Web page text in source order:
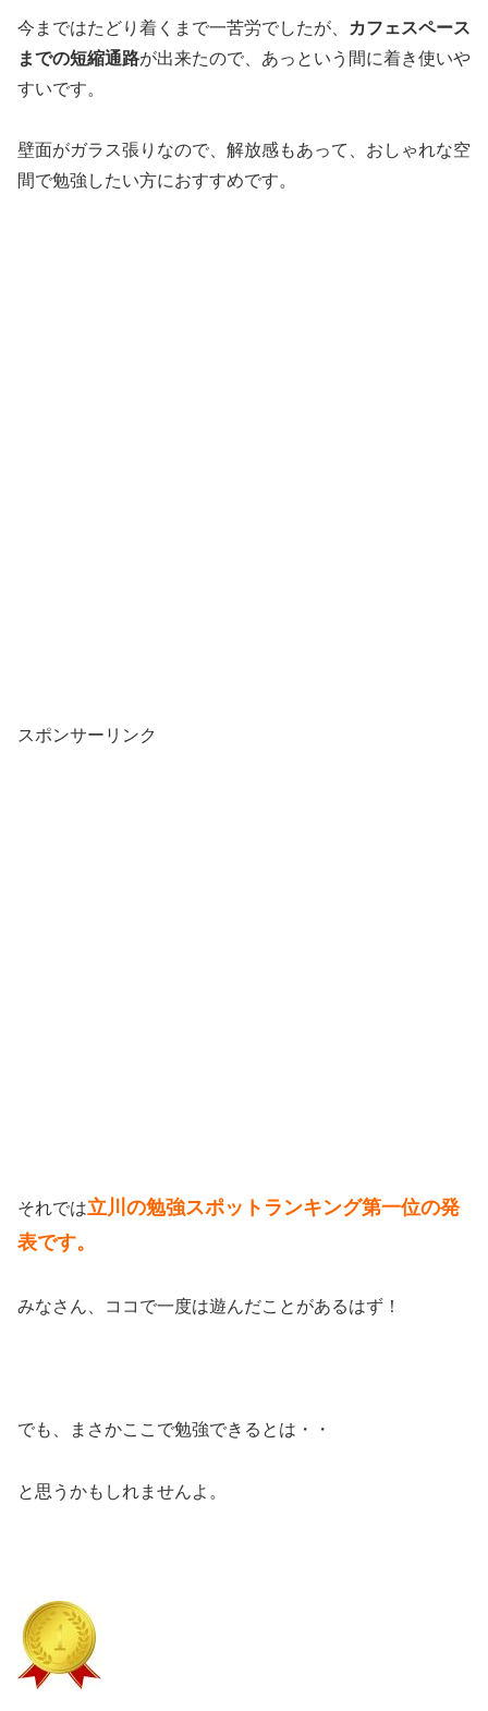
今まではたどり着くまで一苦労でしたが、
カフェスペース
までの短縮通路が出来たので、あっという間に着き使いや
すいです。
壁面がガラス張りなので、解放感もあって、おしゃれな空
間で勉強したい方におすすめです。
スポンサーリンク
それでは立川の勉強スポットランキング第一位の発
表です。
みなさん、ココで一度は遊んだことがあるはず！
でも、まさかここで勉強できるとは・・
と思うかもしれませんよ。